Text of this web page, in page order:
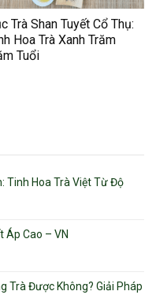
Tinh Hoa Trà Việt Từ Độ
Áp Cao – VN
Trà Được Không? Giải Pháp
Trà Shan Tuyết Cổ Thụ:
Hoa Trà Xanh Trăm
Tuổi